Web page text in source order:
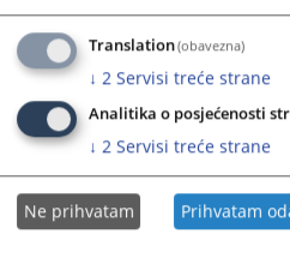
Translation(obavezna)
↓ 2 Servisi treće strane
Analitika o posjećenosti
↓ 2 Servisi treće strane
Ne prihvatam Prihvatam